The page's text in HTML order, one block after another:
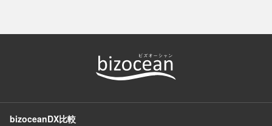
bizoceanDX比較